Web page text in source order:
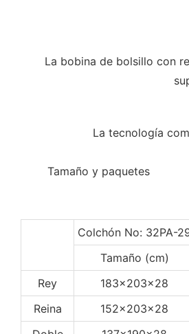
La bobina de bolsillo con
La tecnología
Tamaño y paquetes
Colchón No: 32PA-
Tamaño (cm)
Rey
183x203x28
Reina
152x203x28